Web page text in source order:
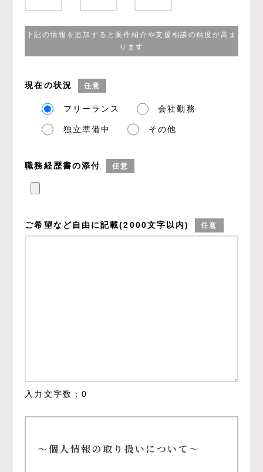
下記の情報を追加すると案件紹介や支援相談の精度が高ま
ります
現在の状況 任意
フリーランス 会社勤務
独立準備中 その他
職務経歴書の添付 任意
ご希望など自由に記載(2000文字以内) 任意
入力文字数： 0
～個人情報の取り扱いについて～